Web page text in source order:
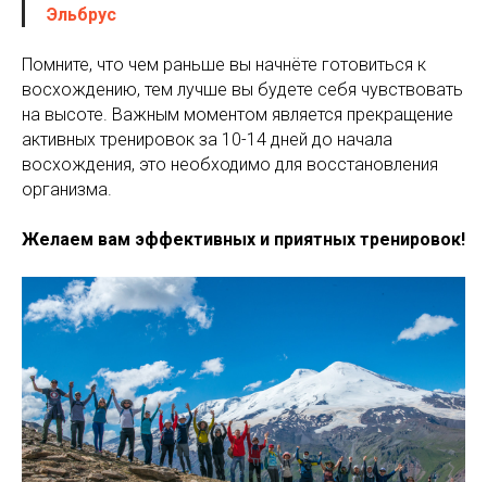
Эльбрус
Помните, что чем раньше вы начнёте готовиться к
восхождению, тем лучше вы будете себя чувствовать
на высоте. Важным моментом является прекращение
активных тренировок за 10-14 дней до начала
восхождения, это необходимо для восстановления
организма.
Желаем вам эффективных и приятных тренировок!